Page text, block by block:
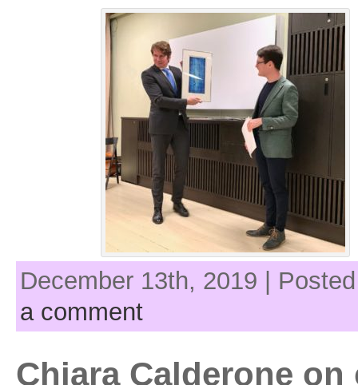
December 13th, 2019 |
a comment
Chiara Calderone